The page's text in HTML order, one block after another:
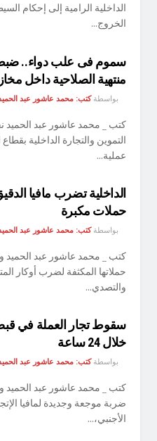
الداخلية الرامية إلى إحكام
الخروج...
منتهية الصلاحية داخل
بواسطة كتب: محمد عاشور عبد
كتب _ محمد عاشور عبد الحميد
التموين والتجارة الداخلية
عملية...
حملات مكبرة
بواسطة كتب: محمد عاشور عبد
كتب _ محمد عاشور عبد الحميد
حملاتها المكثفة لضرب أوكار
والتصدي...
خلال 24 ساعة
بواسطة كتب: محمد عاشور عبد
كتب _ محمد عاشور عبد الحميد
ضربة موجعة وجديدة لمافيا
الأجنبي،...